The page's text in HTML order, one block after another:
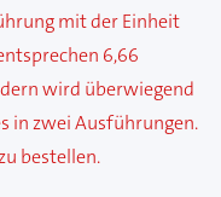
mit der Einheit
6,66
wird überwiegend
in zwei Ausführungen.
bestellen.